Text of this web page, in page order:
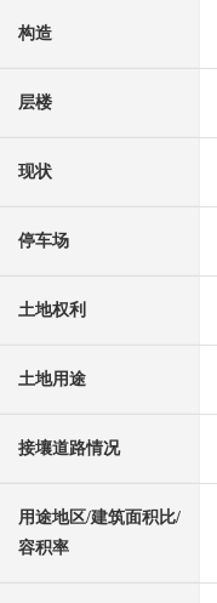
构造
层楼
现状
停车场
土地权利
土地用途
接壤道路情况
用途地区/建筑面积比/
容积率